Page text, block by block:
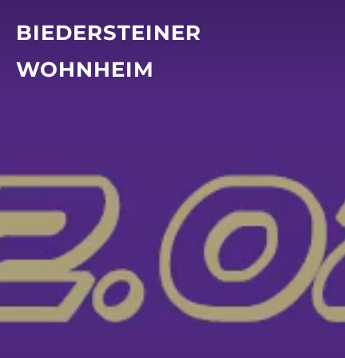
InhaltBIEDERSTEINER
WOHNHEIM